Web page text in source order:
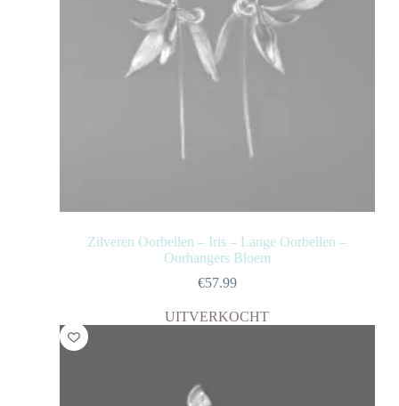
Zilveren Oorbellen – Iris – Lange Oorbellen –
Oorhangers Bloem
€57.99
UITVERKOCHT